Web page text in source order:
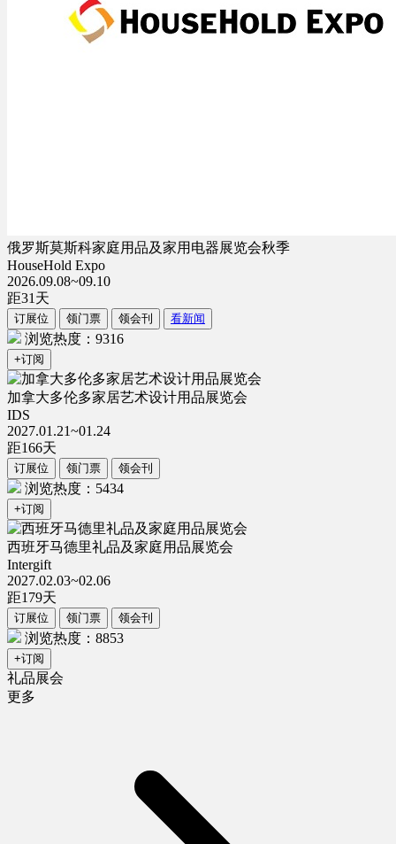
俄罗斯莫斯科家庭用品及家用电器展览会秋季
HouseHold Expo
2026.09.08~09.10
距31 天
订展位 领门票 领会刊 看新闻
浏览热度：9316
+订阅
加拿大多伦多家居艺术设计用品展览会
IDS
2027.01.21~01.24
距166天
订展位 领门票 领会刊
浏览热度：5434
+订阅
西班牙马德里礼品及家庭用品展览会
Intergift
2027.02.03~02.06
距179天
订展位 领门票 领会刊
浏览热度：8853
+订阅
礼品展会
更多